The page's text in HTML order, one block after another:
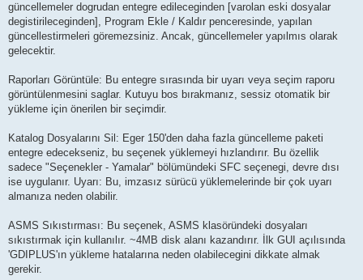
güncellemeler dogrudan entegre edileceginden [varolan eski dosyalar
degistirileceginden], Program Ekle / Kaldır penceresinde, yapılan
güncellestirmeleri göremezsiniz. Ancak, güncellemeler yapılmıs olarak
gelecektir.
Raporları Görüntüle: Bu entegre sırasında bir uyarı veya seçim raporu
görüntülenmesini saglar. Kutuyu bos bırakmanız, sessiz otomatik bir
yükleme için önerilen bir seçimdir.
Katalog Dosyalarını Sil: Eger 150'den daha fazla güncelleme paketi
entegre edecekseniz, bu seçenek yüklemeyi hızlandırır. Bu özellik
sadece "Seçenekler - Yamalar" bölümündeki SFC seçenegi, devre dısı
ise uygulanır. Uyarı: Bu, imzasız sürücü yüklemelerinde bir çok uyarı
almanıza neden olabilir.
ASMS Sıkıstırması: Bu seçenek, ASMS klasöründeki dosyaları
sıkıstırmak için kullanılır. ~4MB disk alanı kazandırır. İlk GUI açılısında
'GDIPLUS'ın yükleme hatalarına neden olabilecegini dikkate almak
gerekir.